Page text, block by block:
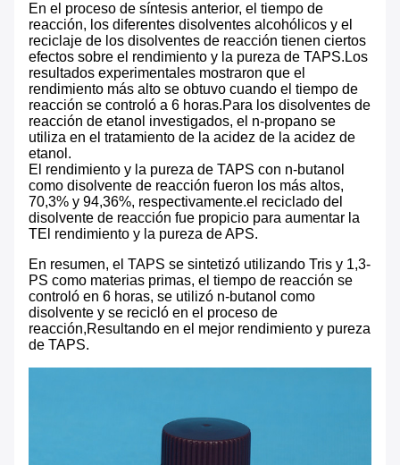
En el proceso de síntesis anterior, el tiempo de
reacción, los diferentes disolventes alcohólicos y el
reciclaje de los disolventes de reacción tienen ciertos
efectos sobre el rendimiento y la pureza de TAPS.Los
resultados experimentales mostraron que el
rendimiento más alto se obtuvo cuando el tiempo de
reacción se controló a 6 horas.Para los disolventes de
reacción de etanol investigados, el n-propano se
utiliza en el tratamiento de la acidez de la acidez de
etanol.
El rendimiento y la pureza de TAPS con n-butanol
como disolvente de reacción fueron los más altos,
70,3% y 94,36%, respectivamente.el reciclado del
disolvente de reacción fue propicio para aumentar la
TEl rendimiento y la pureza de APS.
En resumen, el TAPS se sintetizó utilizando Tris y 1,3-
PS como materias primas, el tiempo de reacción se
controló en 6 horas, se utilizó n-butanol como
disolvente y se recicló en el proceso de
reacción,Resultando en el mejor rendimiento y pureza
de TAPS.